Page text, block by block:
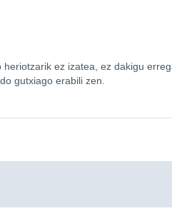
ez izatea, ez dakigu
gutxiago erabili zen.